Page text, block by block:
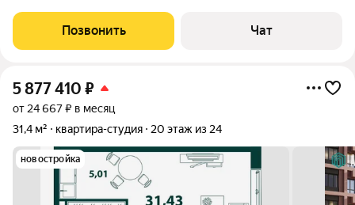
другой регион), никогда не сдавали квартирантам. Мебель в
хорошем состоянии. Все
Позвонить Чат
5 877 410 ₽
от 24 667 ₽ в месяц
31,4 м²
квартира-студия 20 этаж из 24
новостройка